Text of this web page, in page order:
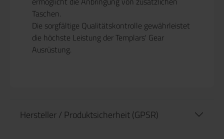
Taschen.
Die sorgfältige Qualitätskontrolle gewährleistet
die höchste Leistung der Templars' Gear
Ausrüstung.
Hersteller / Produktsicherheit (GPSR)